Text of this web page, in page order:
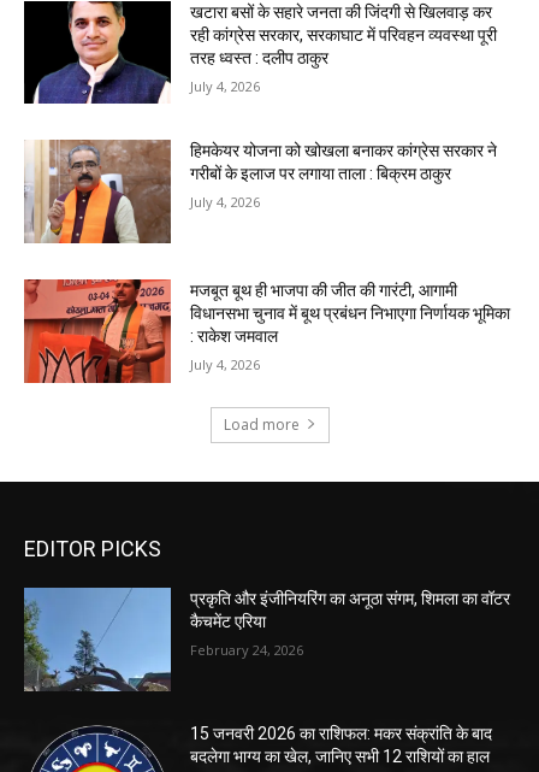
EDITOR PICKS
प्रकृति और इंजीनियरिंग का अनूठा संगम, शिमला का वॉटर
कैचमेंट एरिया
February 24, 2026
15 जनवरी 2026 का राशिफल: मकर संक्रांति के बाद
बदलेगा भाग्य का खेल, जानिए सभी 12 राशियों का हाल